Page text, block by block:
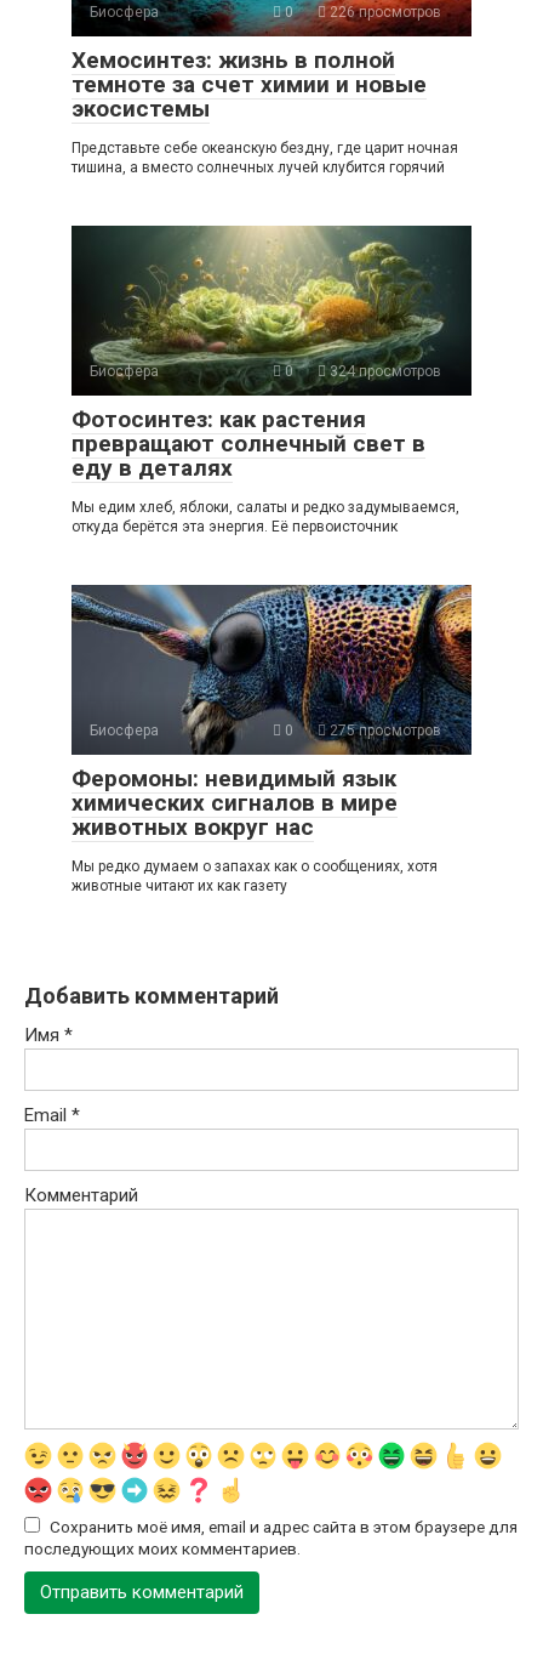
Биосфера 0 226 просмотров
Хемосинтез: жизнь в полной
темноте за счет химии и новые
экосистемы
Представьте себе океанскую бездну, где царит ночная
тишина, а вместо солнечных лучей клубится горячий
Биосфера 0 324 просмотров
Фотосинтез: как растения
превращают солнечный свет в
еду в деталях
Мы едим хлеб, яблоки, салаты и редко задумываемся,
откуда берётся эта энергия. Её первоисточник
Биосфера 0 275 просмотров
Феромоны: невидимый язык
химических сигналов в мире
животных вокруг нас
Мы редко думаем о запахах как о сообщениях, хотя
животные читают их как газету
Добавить комментарий
Имя *
Email *
Комментарий
Сохранить моё имя, email и адрес сайта в этом браузере для
последующих моих комментариев.